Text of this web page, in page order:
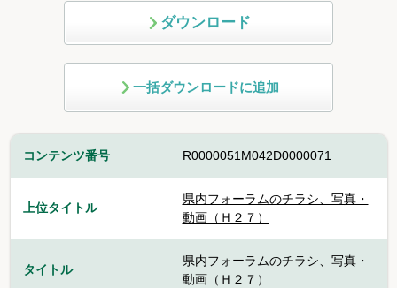
ダウンロード
一括ダウンロードに追加
コンテンツ番号 R0000051M042D0000071
上位タイトル
県内フォーラムのチラシ、写真・
動画（Ｈ２７）
タイトル
県内フォーラムのチラシ、写真・
動画（Ｈ２７）